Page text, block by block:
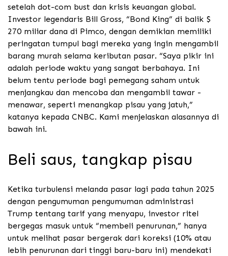
setelah dot-com bust dan krisis keuangan global.
Investor legendaris Bill Gross, “Bond King” di balik $
270 miliar dana di Pimco, dengan demikian memiliki
peringatan tumpul bagi mereka yang ingin mengambil
barang murah selama keributan pasar. “Saya pikir ini
adalah periode waktu yang sangat berbahaya. Ini
belum tentu periode bagi pemegang saham untuk
menjangkau dan mencoba dan mengambil tawar -
menawar, seperti menangkap pisau yang jatuh,”
katanya kepada CNBC. Kami menjelaskan alasannya di
bawah ini.
Beli saus, tangkap pisau
Ketika turbulensi melanda pasar lagi pada tahun 2025
dengan pengumuman pengumuman administrasi
Trump tentang tarif yang menyapu, investor ritel
bergegas masuk untuk “membeli penurunan,” hanya
untuk melihat pasar bergerak dari koreksi (10% atau
lebih penurunan dari tinggi baru-baru ini) mendekati